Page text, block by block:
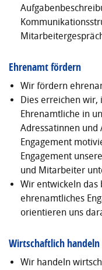
Ehrenamt fördern
Wir fördern
Dies erreichen wir,
Ehrenamtliche in
Adressatinnen und
Engagement
Engagement
und Mitarbeiter
Wir entwickeln das
ehrenamtliches
orientieren uns
Wirtschaftlich handeln
Wir handeln